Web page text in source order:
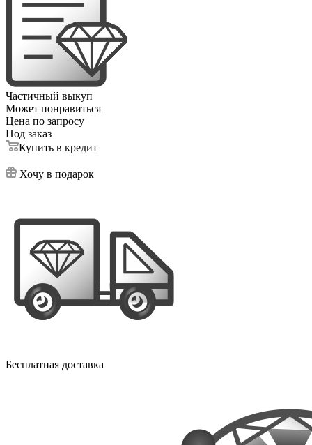
Частичный выкуп
Может понравиться
Цена по запросу
Под заказ
Купить в кредит
Хочу в подарок
Бесплатная доставка